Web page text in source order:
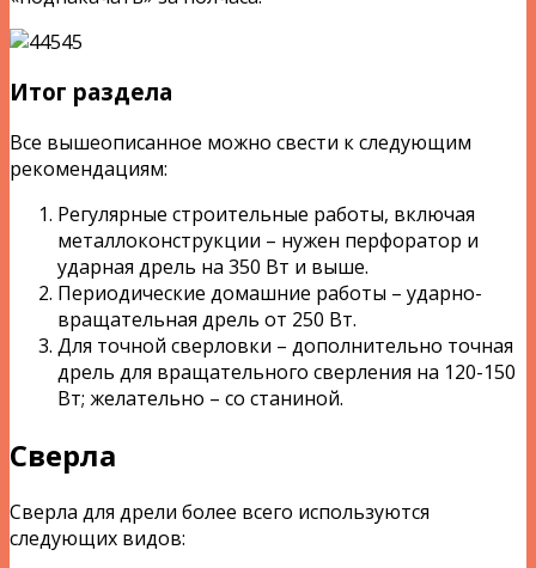
Итог раздела
Все вышеописанное можно свести к следующим
рекомендациям:
Регулярные строительные работы, включая
металлоконструкции – нужен перфоратор и
ударная дрель на 350 Вт и выше.
Периодические домашние работы – ударно-
вращательная дрель от 250 Вт.
Для точной сверловки – дополнительно точная
дрель для вращательного сверления на 120-150
Вт; желательно – со станиной.
Сверла
Сверла для дрели более всего используются
следующих видов: